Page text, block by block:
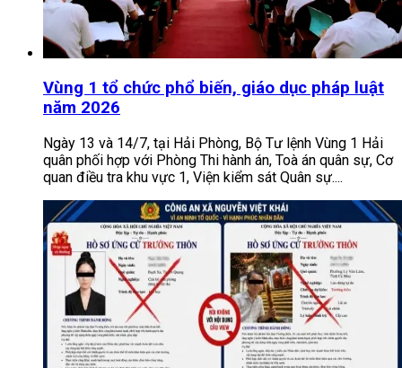
Vùng 1 tổ chức phổ biến, giáo dục pháp luật
năm 2026
Ngày 13 và 14/7, tại Hải Phòng, Bộ Tư lệnh Vùng 1 Hải
quân phối hợp với Phòng Thi hành án, Toà án quân sự, Cơ
quan điều tra khu vực 1, Viện kiểm sát Quân sự....